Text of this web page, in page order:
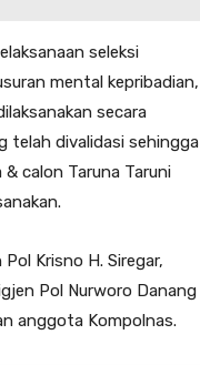
seleksi
mental kepribadian,
secara
telah divalidasi sehingga
calon Taruna Taruni
Krisno H. Siregar,
Pol Nurworo Danang
anggota Kompolnas.